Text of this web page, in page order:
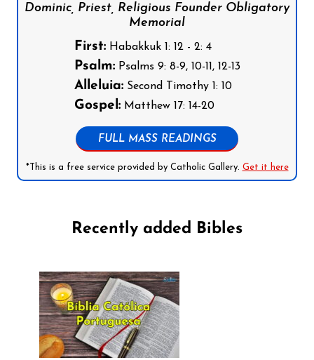
Dominic, Priest, Religious Founder Obligatory
Memorial
First:Habakkuk 1: 12 - 2: 4
Psalm:Psalms 9: 8-9, 10-11, 12-13
Alleluia:Second Timothy 1: 10
Gospel:Matthew 17: 14-20
FULL MASS READINGS
*This is a free service provided by Catholic Gallery. Get it here
Recently added Bibles